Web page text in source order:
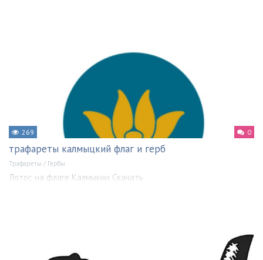
269 0
трафареты калмыцкий флаг и герб
Трафареты / Гербы
Лотос на флаге Калмыкии Скачать